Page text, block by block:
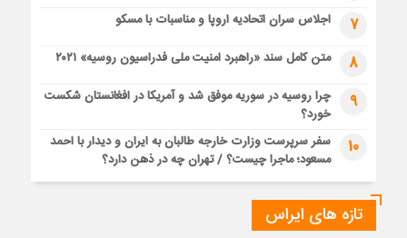
7 اجلاس سران اتحادیه اروپا و مناسبات با مسکو
8 متن کامل سند «راهبرد امنیت ملی فدراسیون روسیه» ۲۰۲۱
9
چرا روسیه در سوریه موفق شد و آمریکا در افغانستان شکست
خورد؟
10
سفر سرپرست وزارت خارجه طالبان به ایران و دیدار با احمد
مسعود؛ ماجرا چیست؟ / تهران چه در ذهن دارد؟
تازه های ایراس